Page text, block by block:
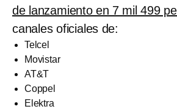
de lanzamiento en 7 mil 499
canales oficiales de:
Telcel
Movistar
AT&T
Coppel
Elektra